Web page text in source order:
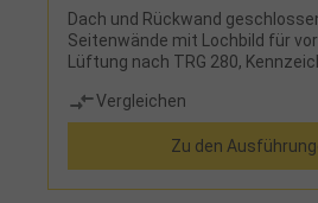
Dach und Rückwand
Seitenwände mit Lochbild für
Lüftung nach TRG 280,
abschließbar, Anlieferung erfolgt
Vergleichen
Zu den